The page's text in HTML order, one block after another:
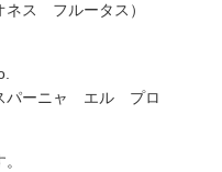
ス フルータス）
ーニャ エル プロ